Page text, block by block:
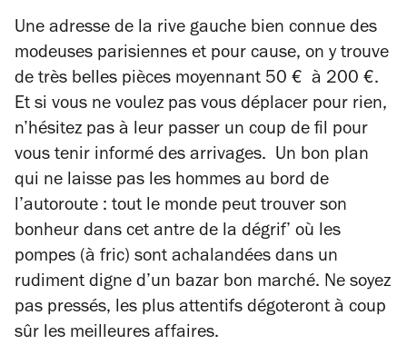
Une adresse de la rive gauche bien connue des
modeuses parisiennes et pour cause, on y trouve
de très belles pièces moyennant 50 € à 200 €.
Et si vous ne voulez pas vous déplacer pour rien,
n’hésitez pas à leur passer un coup de fil pour
vous tenir informé des arrivages. Un bon plan
qui ne laisse pas les hommes au bord de
l’autoroute : tout le monde peut trouver son
bonheur dans cet antre de la dégrif’ où les
pompes (à fric) sont achalandées dans un
rudiment digne d’un bazar bon marché. Ne soyez
pas pressés, les plus attentifs dégoteront à coup
sûr les meilleures affaires.